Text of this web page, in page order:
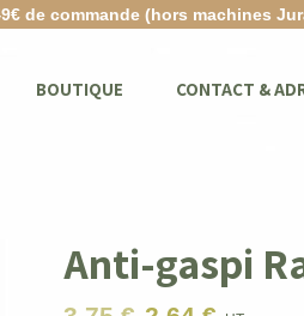
de commande (hors machines
BOUTIQUE CONTACT &
Anti-gaspi
Le
Le